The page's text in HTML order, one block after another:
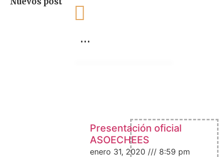
…
Presentación oficial
ASOECHEES
enero 31, 2020 8:59 pm